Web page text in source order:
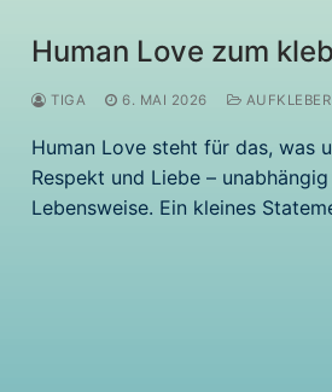
Human Love zum
TIGA 6. MAI 2026 AUFKLEBER
Human Love steht für das, was
Respekt und Liebe –
Lebensweise. Ein kleines